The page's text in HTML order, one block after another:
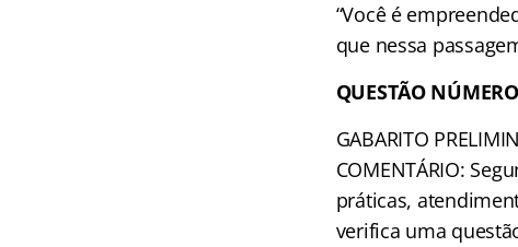
“Você é
que nessa
QUESTÃO
GABARITO
COMENTÁRIO:
práticas,
verifica uma